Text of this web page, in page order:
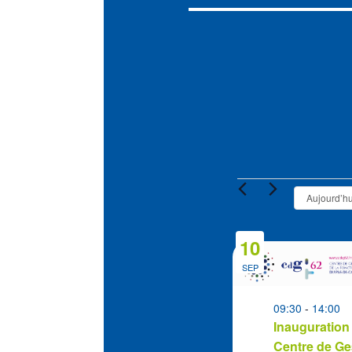
List
events
Photo
SEP
10
Centre de
09:30 - 14:00